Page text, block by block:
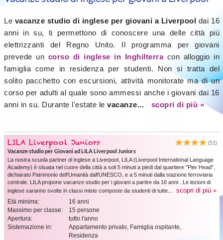
Le vacanze studio di inglese per giovani a Liverpool dai 16
anni in su, ti permettono di conoscere una delle città più
elettrizzanti del Regno Unito. Il programma per giovani
prevede un corso di inglese in Inghilterracon alloggio in
famiglia come in residenza per studenti. Non si tratta del
solito pacchetto con escursioni, attività monitorate ma di un
corso per adulti al quale sono ammessi anche i giovani dai 16
anni in su. Durante l'estate le vacanze... scopri di più »
LILA Liverpool Juniors
(51)
Vacanze studio per Giovani ad LILA Liverpool Juniors
La nostra scuola partner di inglese a Liverpool, LILA (Liverpool International Language
Academy) è situata nel cuore della città a soli 5 minuti a piedi dal quartiere "Pier Head",
dichiarato Patrimonio dell'Umanità dall'UNESCO, e a 5 minuti dalla stazione ferroviaria
centrale. LILA propone vacanze studio per i giovani a partire da 16 anni . Le lezioni di
inglese saranno svolte in classi miste composte da studenti di tutte...
scopri di più »
Età minima:
16 anni
Massimo per classe:
15 persone
Apertura:
tutto l'anno
Sistemazione in:
Appartamento privato, Famiglia ospitante,
Residenza